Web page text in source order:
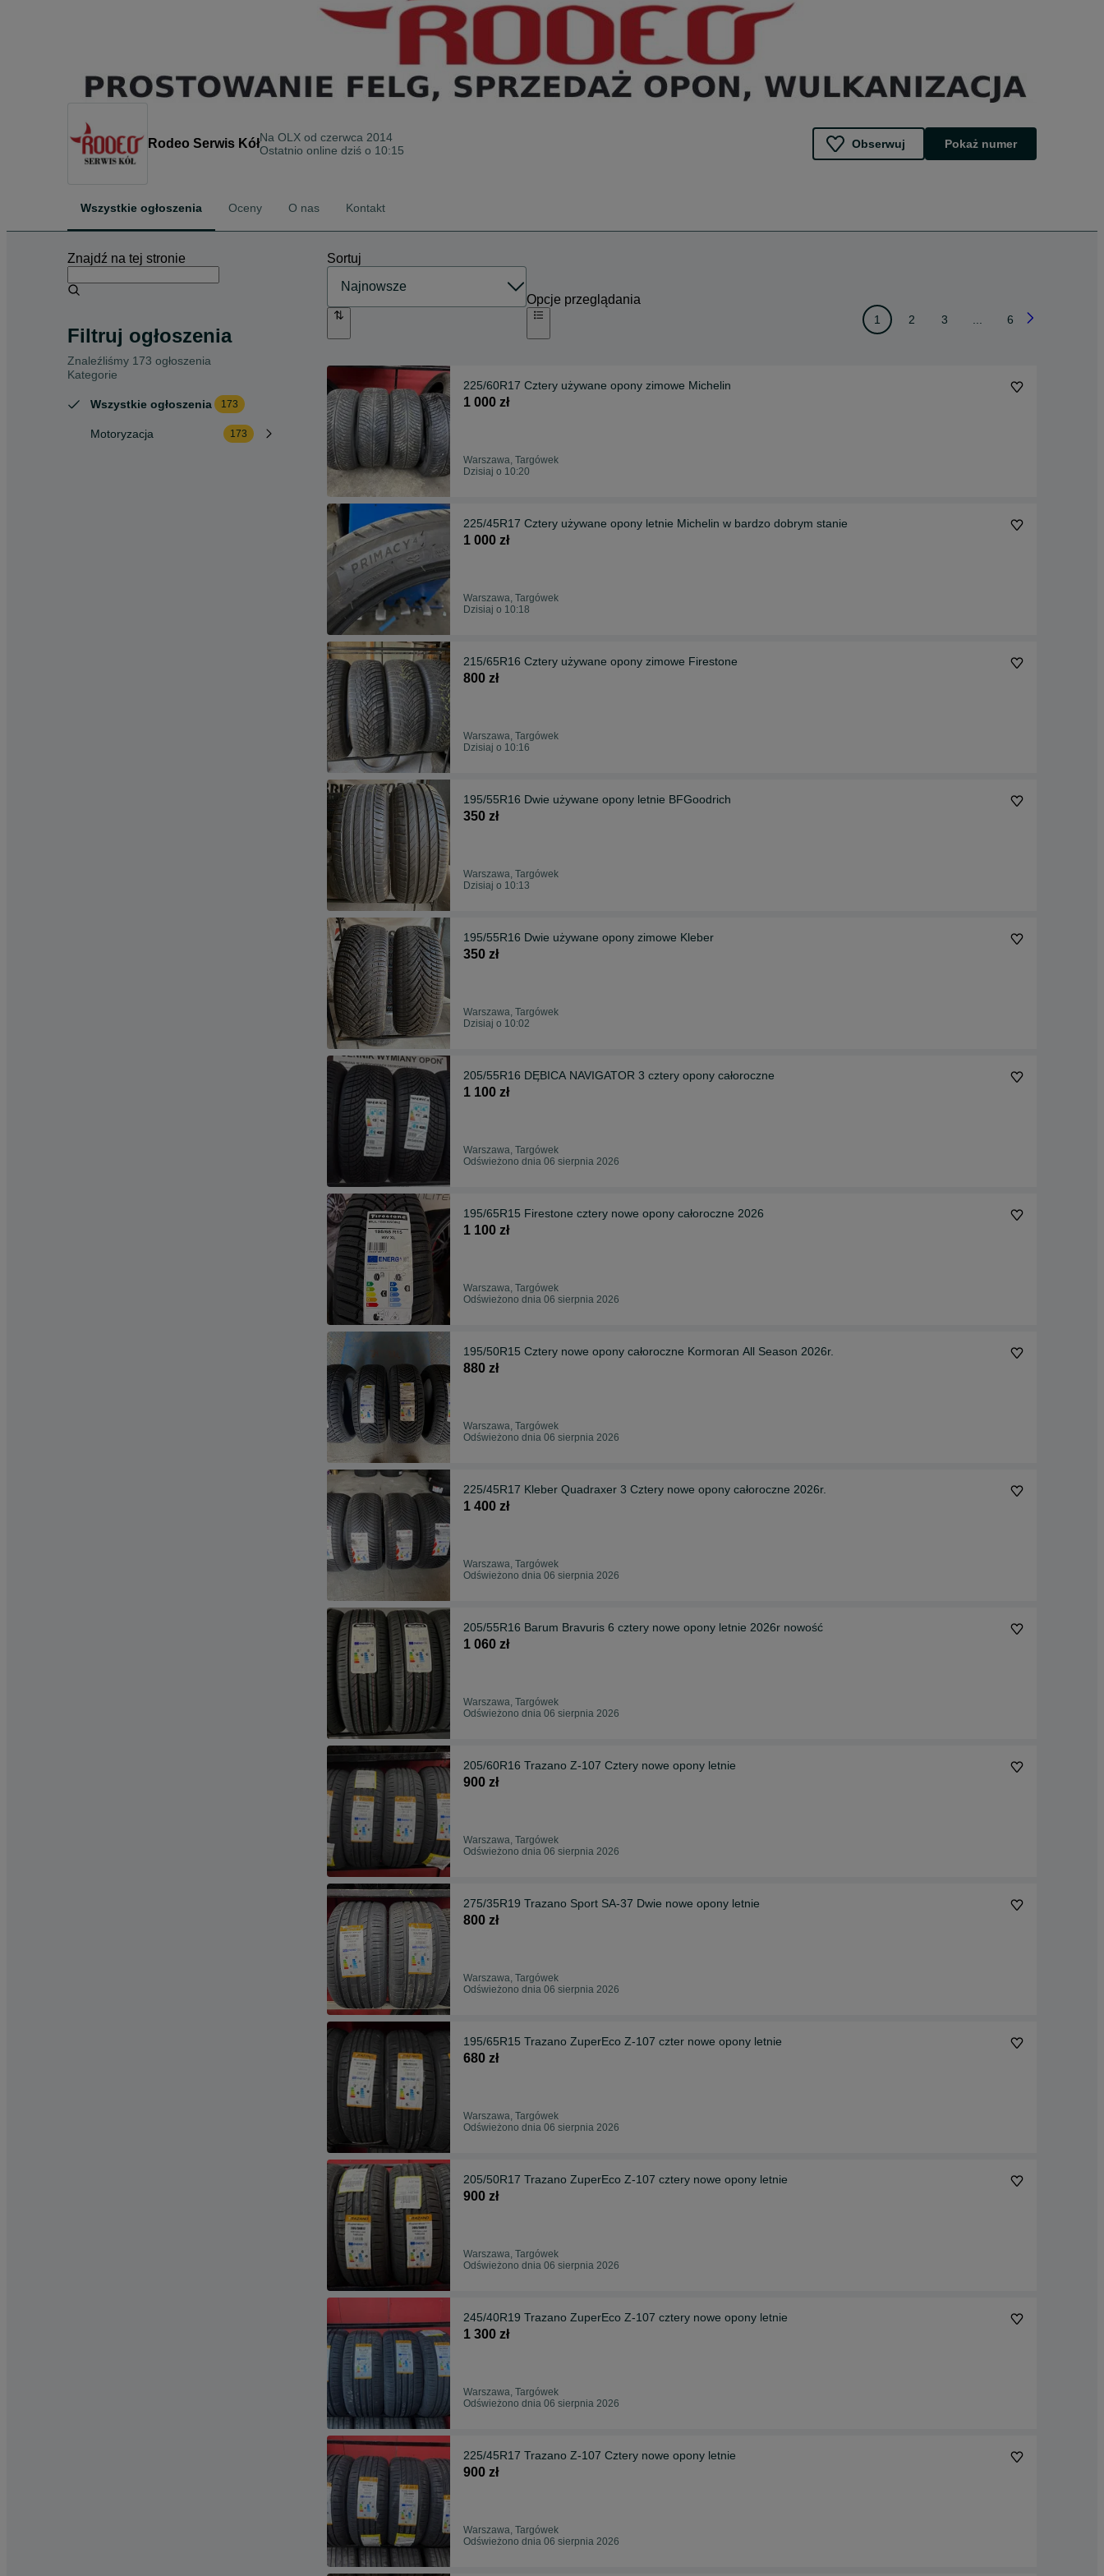
Rodeo Serwis KółNa OLX od czerwca 2014
Ostatnio online dziś o 10:15
Obserwuj Pokaż numer
Wszystkie ogłoszenia Oceny O nas Kontakt
Znajdź na tej stronie
Filtruj ogłoszenia
Znaleźliśmy 173 ogłoszenia
Kategorie
Wszystkie ogłoszenia 173
Motoryzacja 173
Sortuj
Opcje przeglądania
1 2 3 6
225/60R17 Cztery używane opony zimowe Michelin
1 000 zł
Warszawa, Targówek
Dzisiaj o 10:20
225/45R17 Cztery używane opony letnie Michelin w bardzo dobrym stanie
1 000 zł
Warszawa, Targówek
Dzisiaj o 10:18
215/65R16 Cztery używane opony zimowe Firestone
800 zł
Warszawa, Targówek
Dzisiaj o 10:16
195/55R16 Dwie używane opony letnie BFGoodrich
350 zł
Warszawa, Targówek
Dzisiaj o 10:13
195/55R16 Dwie używane opony zimowe Kleber
350 zł
Warszawa, Targówek
Dzisiaj o 10:02
205/55R16 DĘBICA NAVIGATOR 3 cztery opony całoroczne
1 100 zł
Warszawa, Targówek
Odświeżono dnia 06 sierpnia 2026
195/65R15 Firestone cztery nowe opony całoroczne 2026
1 100 zł
Warszawa, Targówek
Odświeżono dnia 06 sierpnia 2026
195/50R15 Cztery nowe opony całoroczne Kormoran All Season 2026r.
880 zł
Warszawa, Targówek
Odświeżono dnia 06 sierpnia 2026
225/45R17 Kleber Quadraxer 3 Cztery nowe opony całoroczne 2026r.
1 400 zł
Warszawa, Targówek
Odświeżono dnia 06 sierpnia 2026
205/55R16 Barum Bravuris 6 cztery nowe opony letnie 2026r nowość
1 060 zł
Warszawa, Targówek
Odświeżono dnia 06 sierpnia 2026
205/60R16 Trazano Z-107 Cztery nowe opony letnie
900 zł
Warszawa, Targówek
Odświeżono dnia 06 sierpnia 2026
275/35R19 Trazano Sport SA-37 Dwie nowe opony letnie
800 zł
Warszawa, Targówek
Odświeżono dnia 06 sierpnia 2026
195/65R15 Trazano ZuperEco Z-107 czter nowe opony letnie
680 zł
Warszawa, Targówek
Odświeżono dnia 06 sierpnia 2026
205/50R17 Trazano ZuperEco Z-107 cztery nowe opony letnie
900 zł
Warszawa, Targówek
Odświeżono dnia 06 sierpnia 2026
245/40R19 Trazano ZuperEco Z-107 cztery nowe opony letnie
1 300 zł
Warszawa, Targówek
Odświeżono dnia 06 sierpnia 2026
225/45R17 Trazano Z-107 Cztery nowe opony letnie
900 zł
Warszawa, Targówek
Odświeżono dnia 06 sierpnia 2026